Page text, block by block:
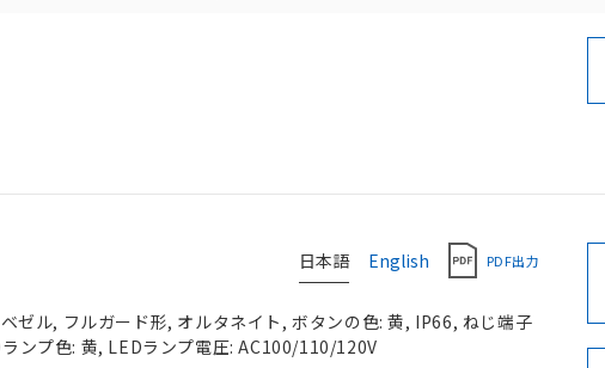
日本語 English PDF出力
ゼル, フルガード形, オルタネイト, ボタンの色: 黄, IP66, ねじ端子
ンプ色: 黄, LEDランプ電圧: AC100/110/120V